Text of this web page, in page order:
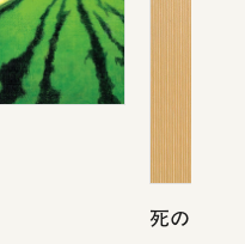
死の壁